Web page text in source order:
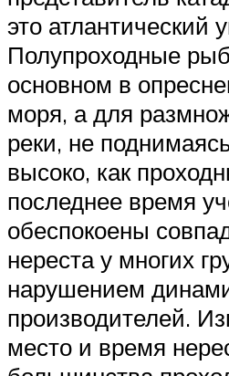
это атлантический
Полупроходные
основном в
моря, а для
реки, не
высоко, как
последнее время
обеспокоены
нереста у многих
нарушением
производителей.
место и время